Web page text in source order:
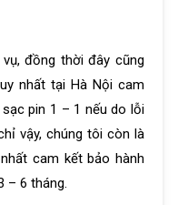
đồng thời đây cũng
nhất tại Hà Nội cam
pin 1 – 1 nếu do lỗi
vậy, chúng tôi còn là
cam kết bảo hành
– 6 tháng.